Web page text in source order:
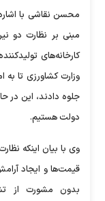
محسن نقاشی با
مبنی بر نظارت دو
کارخانه‌های
وزارت ‌کشاورزی تا
جلوه دادند، این در
دولت هستیم.
وی با بیان اینکه
قیمت‌ها و ایجاد
بدون مشورت از